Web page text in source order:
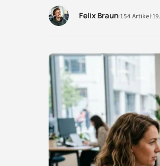
Felix Braun·154 Artikel·